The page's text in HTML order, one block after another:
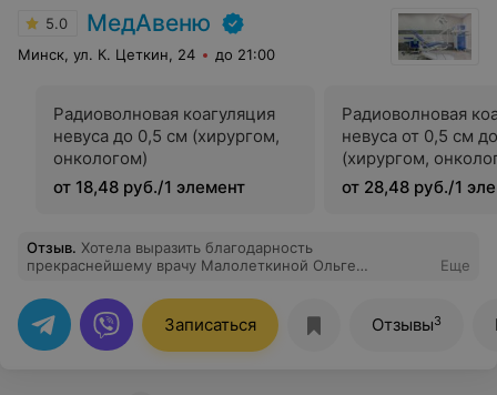
5.0 МедАвеню
Минск, ул. К. Цеткин, 24 до 21:00
Радиоволновая коагуляция
невуса до 0,5 см (хирургом,
онкологом)
от 18,48 руб./1 элемент
Радиоволновая
невуса от 0,5 см
(хирургом,
от 28,48 руб./1
Отзыв. Хотела выразить благодарность
прекраснейшему врачу Малолеткиной Ольге
своего дела. Была на гистероскопии. Операция
прошла превосходно, хотя очень сильно переживала.
После операции постоянно были на связь. Если у вас
есть какие-то вопросы или беспокойства, советую вам
Еще
Записаться Отзывы3